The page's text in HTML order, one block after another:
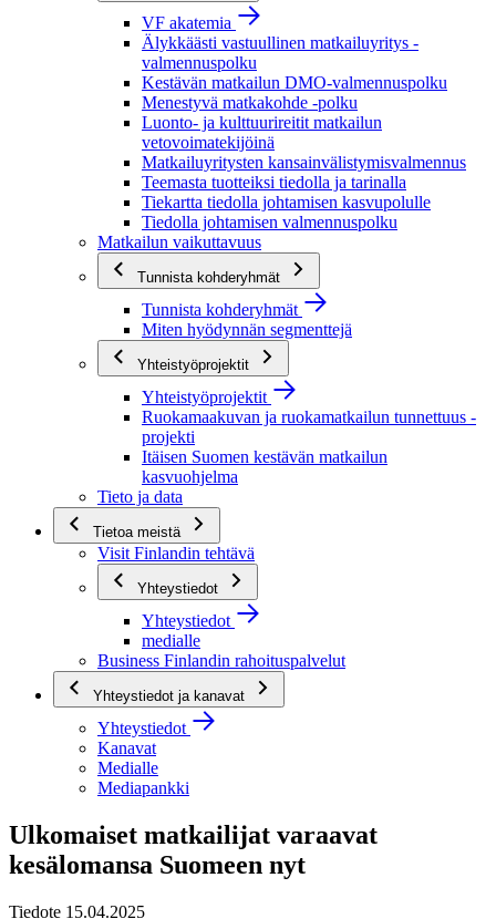
VF akatemia
Älykkäästi vastuullinen matkailuyritys -
valmennuspolku
Kestävän matkailun DMO-valmennuspolku
Menestyvä matkakohde -polku
Luonto- ja kulttuurireitit matkailun
vetovoimatekijöinä
Matkailuyritysten kansainvälistymisvalmennus
Teemasta tuotteiksi tiedolla ja tarinalla
Tiekartta tiedolla johtamisen kasvupolulle
Tiedolla johtamisen valmennuspolku
Matkailun vaikuttavuus
Tunnista kohderyhmät
Tunnista kohderyhmät
Miten hyödynnän segmenttejä
Yhteistyöprojektit
Yhteistyöprojektit
Ruokamaakuvan ja ruokamatkailun tunnettuus -
projekti
Itäisen Suomen kestävän matkailun
kasvuohjelma
Tieto ja data
Tietoa meistä
Visit Finlandin tehtävä
Yhteystiedot
Yhteystiedot
medialle
Business Finlandin rahoituspalvelut
Yhteystiedot ja kanavat
Yhteystiedot
Kanavat
Medialle
Mediapankki
Ulkomaiset matkailijat varaavat
kesälomansa Suomeen nyt
Tiedote 15.04.2025